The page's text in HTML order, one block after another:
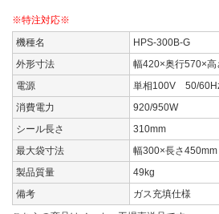
※特注対応※
機種名
HPS-300B-G
外形寸法
幅420×奥行570×高
電源
単相100V 50/
消費電力
920/950W
シール長さ
310mm
最大袋寸法
幅300×長さ450mm
製品質量
49kg
備考
ガス充填仕様